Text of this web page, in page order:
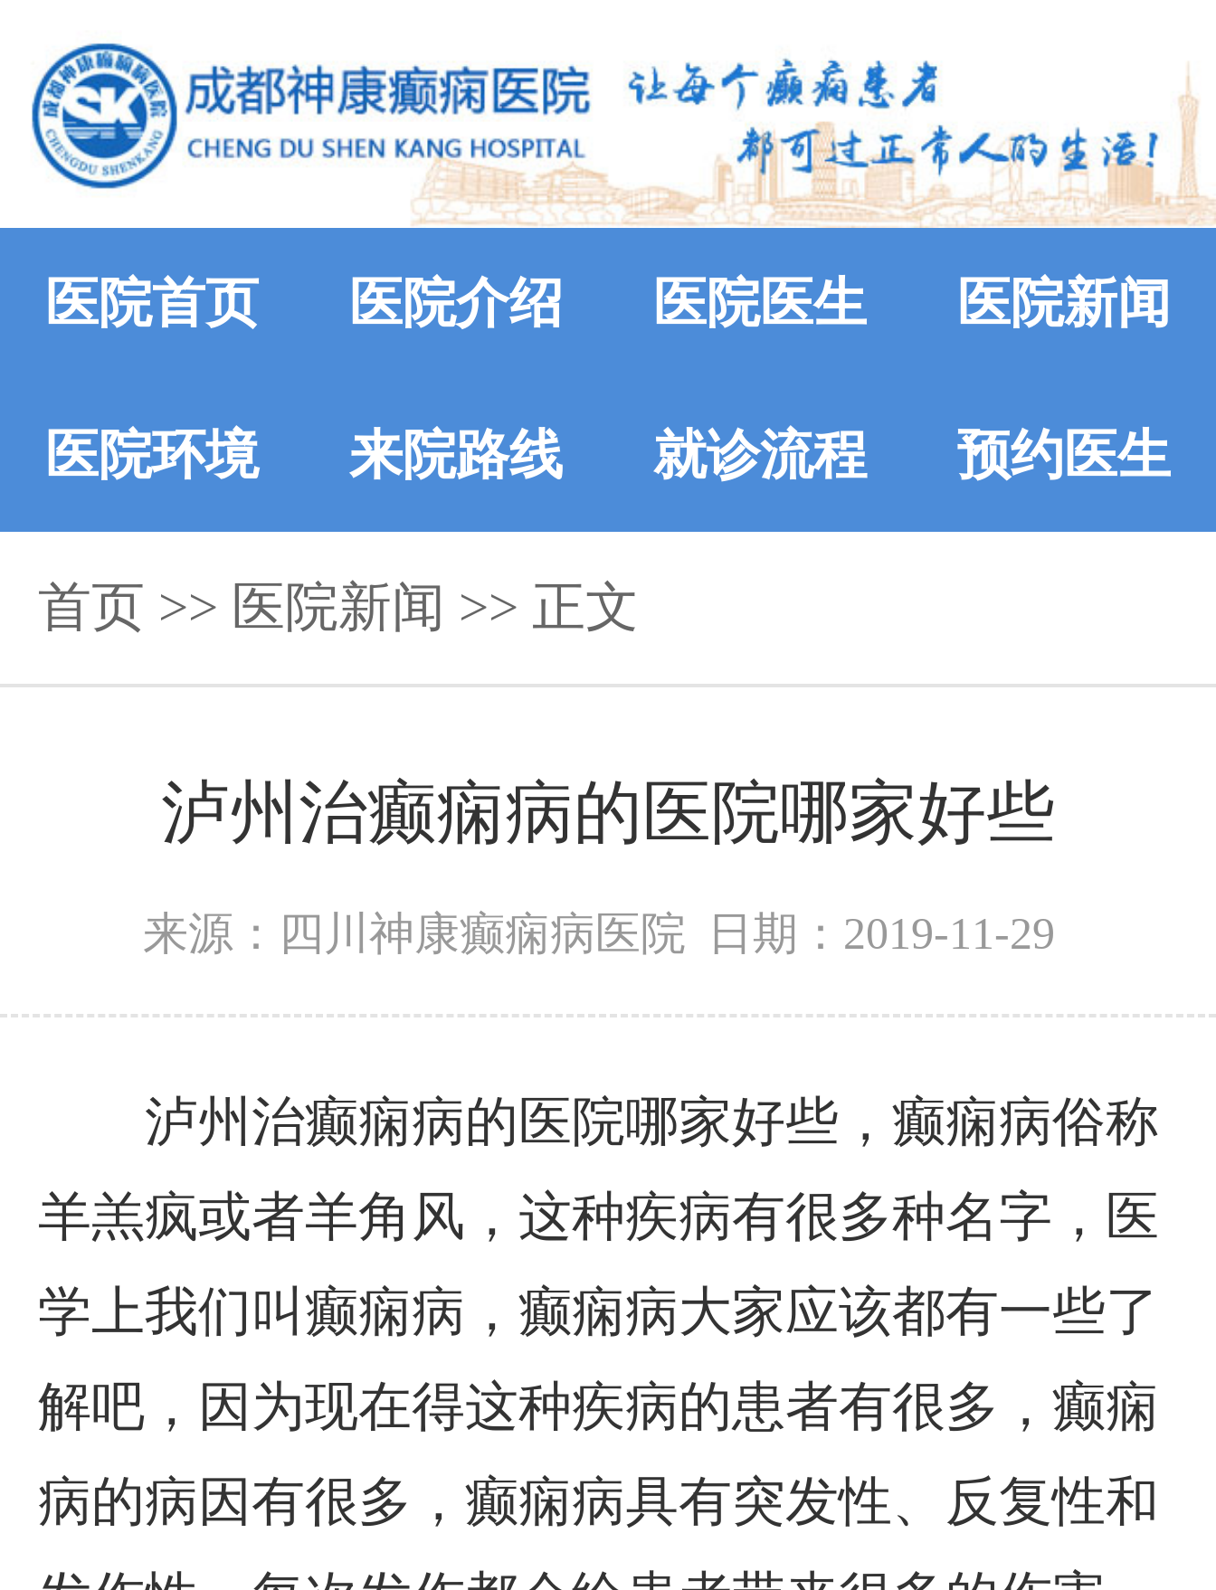
医院首页 医院介绍 医院医生 医院新闻
医院环境 来院路线 就诊流程 预约医生
首页 >> 医院新闻 >> 正文
泸州治癫痫病的医院哪家好些
来源：四川神康癫痫病医院 日期：2019-11-29
泸州治癫痫病的医院哪家好些，癫痫病俗称
羊羔疯或者羊角风，这种疾病有很多种名字，医
学上我们叫癫痫病，癫痫病大家应该都有一些了
解吧，因为现在得这种疾病的患者有很多，癫痫
病的病因有很多，癫痫病具有突发性、反复性和